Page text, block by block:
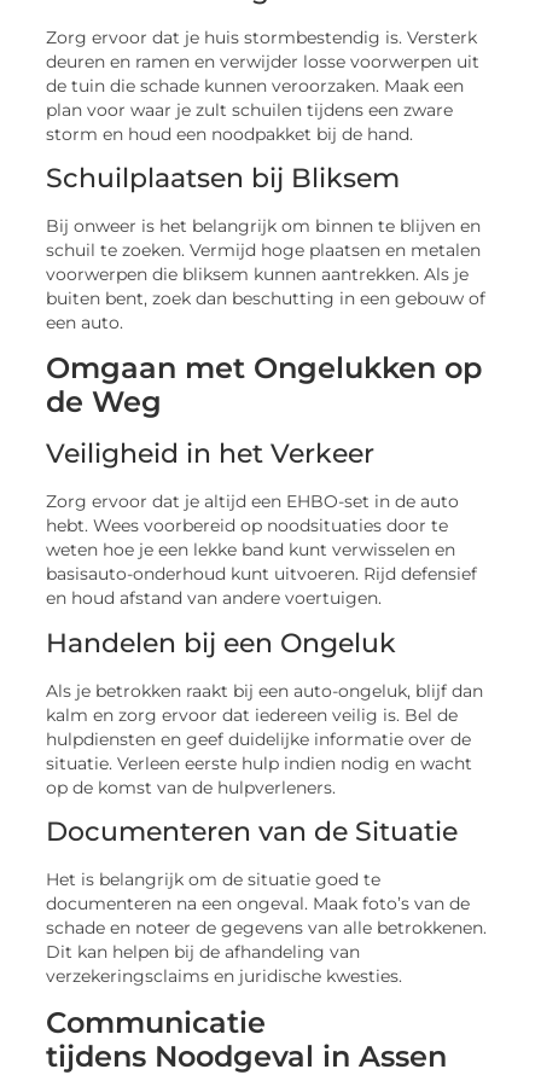
Zorg ervoor dat je huis stormbestendig is. Versterk
deuren en ramen en verwijder losse voorwerpen uit
de tuin die schade kunnen veroorzaken. Maak een
plan voor waar je zult schuilen tijdens een zware
storm en houd een noodpakket bij de hand.
Schuilplaatsen bij Bliksem
Bij onweer is het belangrijk om binnen te blijven en
schuil te zoeken. Vermijd hoge plaatsen en metalen
voorwerpen die bliksem kunnen aantrekken. Als je
buiten bent, zoek dan beschutting in een gebouw of
een auto.
Omgaan met Ongelukken op
de Weg
Veiligheid in het Verkeer
Zorg ervoor dat je altijd een EHBO-set in de auto
hebt. Wees voorbereid op noodsituaties door te
weten hoe je een lekke band kunt verwisselen en
basisauto-onderhoud kunt uitvoeren. Rijd defensief
en houd afstand van andere voertuigen.
Handelen bij een Ongeluk
Als je betrokken raakt bij een auto-ongeluk, blijf dan
kalm en zorg ervoor dat iedereen veilig is. Bel de
hulpdiensten en geef duidelijke informatie over de
situatie. Verleen eerste hulp indien nodig en wacht
op de komst van de hulpverleners.
Documenteren van de Situatie
Het is belangrijk om de situatie goed te
documenteren na een ongeval. Maak foto’s van de
schade en noteer de gegevens van alle betrokkenen.
Dit kan helpen bij de afhandeling van
verzekeringsclaims en juridische kwesties.
Communicatie
tijdens Noodgeval in Assen